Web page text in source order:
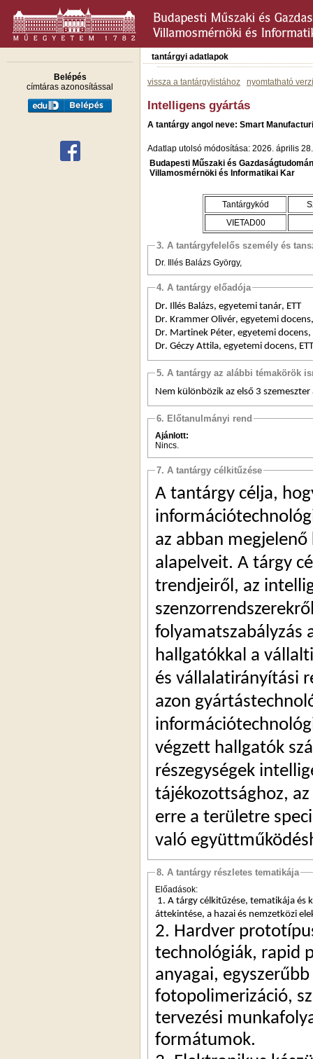
Belépés
címtáras azonosítással
tantárgyi adatlapok
vissza a tantárgylistához nyomtatható
Intelligens gyártás
A tantárgy angol neve: Smart
Adatlap utolsó módosítása: 2026. április 28.
Budapesti Műszaki és
Villamosmérnöki és Informatikai Kar
Tantárgykód
VIETAD00
3. A tantárgyfelelős személy és
Dr. Illés Balázs György,
4. A tantárgy előadója
Dr. Illés Balázs, egyetemi tanár, ETT
Dr. Krammer Olivér, egyetemi docens,
Dr. Martinek Péter, egyetemi docens,
Dr. Géczy Attila, egyetemi docens, ETT
5. A tantárgy az alábbi témakörök
Nem különbözik az első 3
6. Előtanulmányi rend
Ajánlott:
Nincs.
7. A tantárgy célkitűzése
A tantárgy célja,
az abban
alapelveit. A tárgy
trendjeiről, az
folyamatszabályzás
hallgatókkal a
és vállalatirányítási
azon
végzett hallgatók
részegységek
tájékozottsághoz,
erre a területre
való
8. A tantárgy részletes tematikája
Előadások:
1. A tárgy célkitűzése, tematikája
áttekintése, a hazai és nemzetközi
2. Hardver
technológiák, rapid
fotopolimerizáció,
tervezési
formátumok.